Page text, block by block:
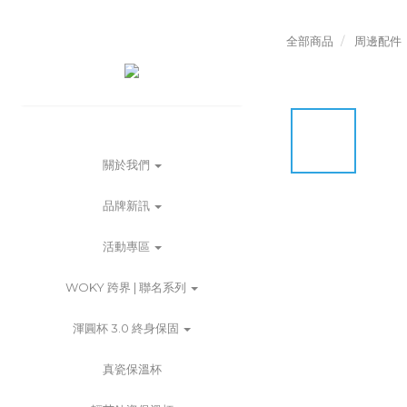
關於我們
品牌新訊
活動專區
WOKY 跨界 | 聯名系列
渾圓杯 3.0 終身保固
真瓷保溫杯
全部商品 周邊配件